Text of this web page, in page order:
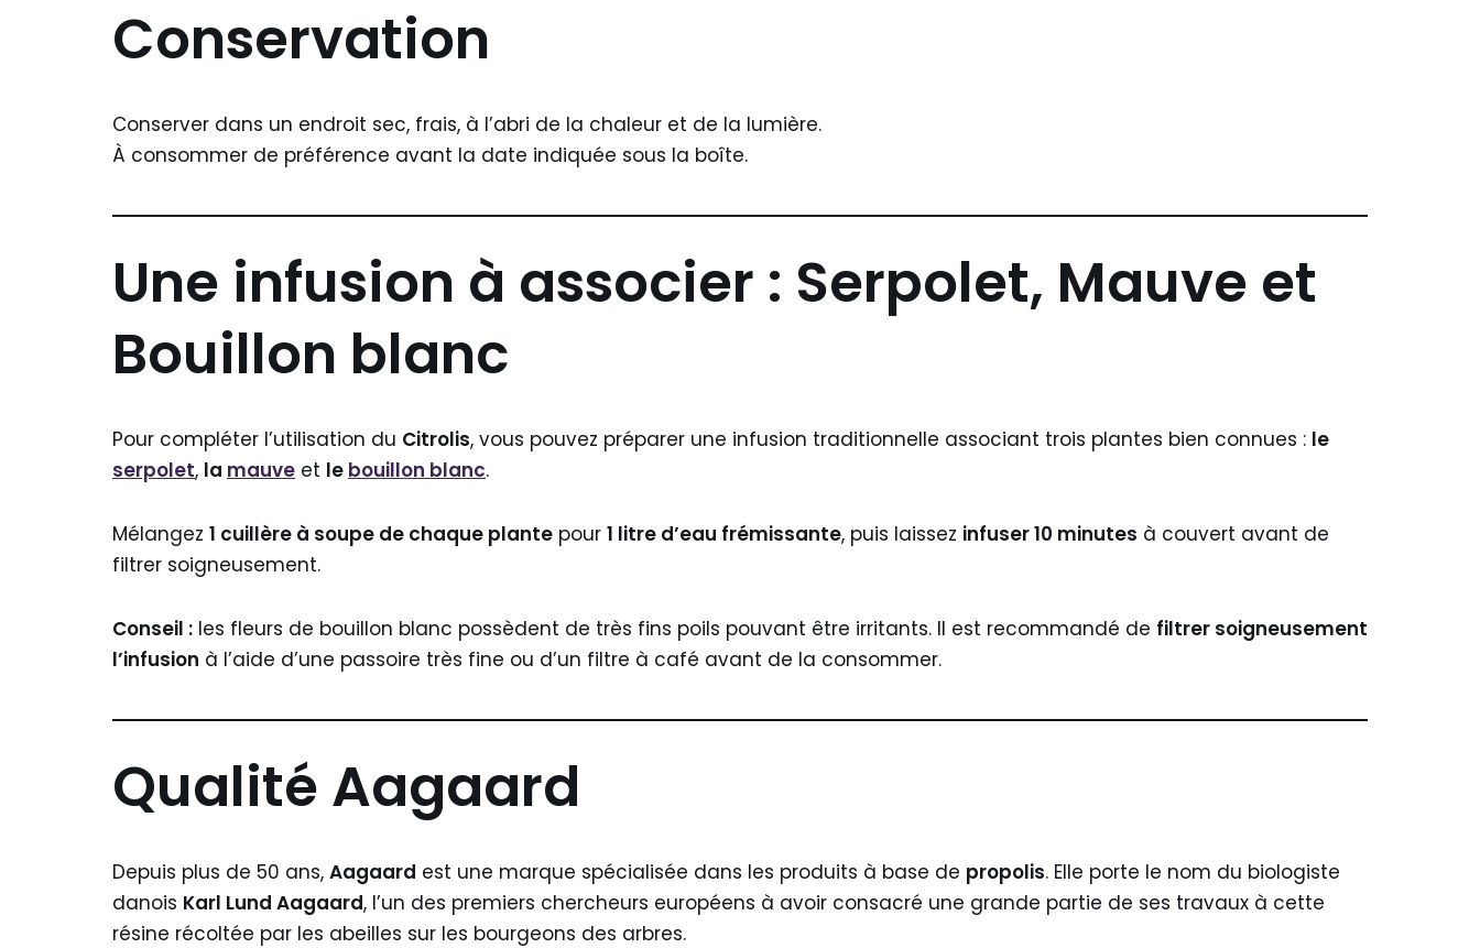
Conservation
Conserver dans un endroit sec, frais, à l’abri de la chaleur et de la lumière.
À consommer de préférence avant la date indiquée sous la boîte.
Une infusion à associer : Serpolet, Mauve et
Bouillon blanc
Pour compléter l’utilisation du Citrolis, vous pouvez préparer une infusion traditionnelle associant trois plantes bien connues : le
serpolet, la mauve et le bouillon blanc.
Mélangez 1 cuillère à soupe de chaque plante pour 1 litre d’eau frémissante, puis laissez infuser 10 minutes à couvert avant de
filtrer soigneusement.
Conseil : les fleurs de bouillon blanc possèdent de très fins poils pouvant être irritants. Il est recommandé de filtrer soigneusement
l’infusion à l’aide d’une passoire très fine ou d’un filtre à café avant de la consommer.
Qualité Aagaard
Depuis plus de 50 ans, Aagaard est une marque spécialisée dans les produits à base de propolis. Elle porte le nom du biologiste
danois Karl Lund Aagaard, l’un des premiers chercheurs européens à avoir consacré une grande partie de ses travaux à cette
résine récoltée par les abeilles sur les bourgeons des arbres.